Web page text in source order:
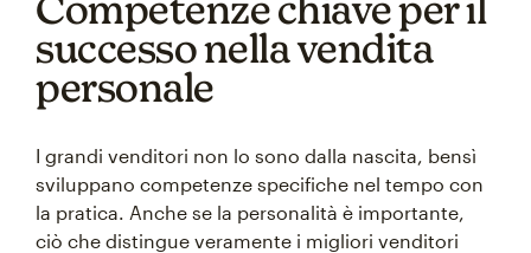
successo nella vendita
personale
I grandi venditori non lo sono dalla nascita, bensì
sviluppano competenze specifiche nel tempo con
la pratica. Anche se la personalità è importante,
ciò che distingue veramente i migliori venditori